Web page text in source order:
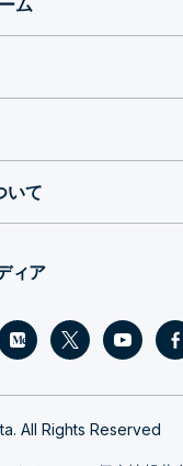
ム
いて
ィア
All Rights Reserved